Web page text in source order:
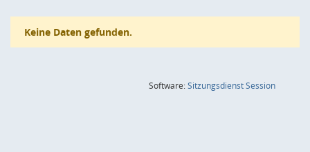
Keine Daten gefunden.
Software:SitzungsdienstSession(Wird in